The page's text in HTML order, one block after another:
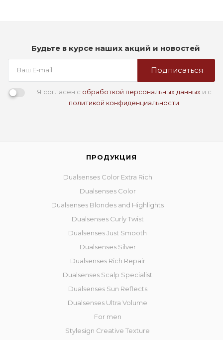
Будьте в курсе наших акций и новостей
Подписаться
Я согласен с обработкой персональных данныхи с
политикой конфиденциальности
ПРОДУКЦИЯ
Dualsenses Color Extra Rich
Dualsenses Color
Dualsenses Blondes and Highlights
Dualsenses Curly Twist
Dualsenses Just Smooth
Dualsenses Silver
Dualsenses Rich Repair
Dualsenses Scalp Specialist
Dualsenses Sun Reflects
Dualsenses Ultra Volume
For men
Stylesign Creative Texture